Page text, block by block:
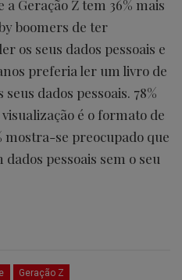
Geração Z tem 36% mais
boomers de ter
os seus dados pessoais e
preferia ler um livro de
dados pessoais. 78%
é o formato de
mostra-se preocupado que
pessoais sem o seu
Geração Z